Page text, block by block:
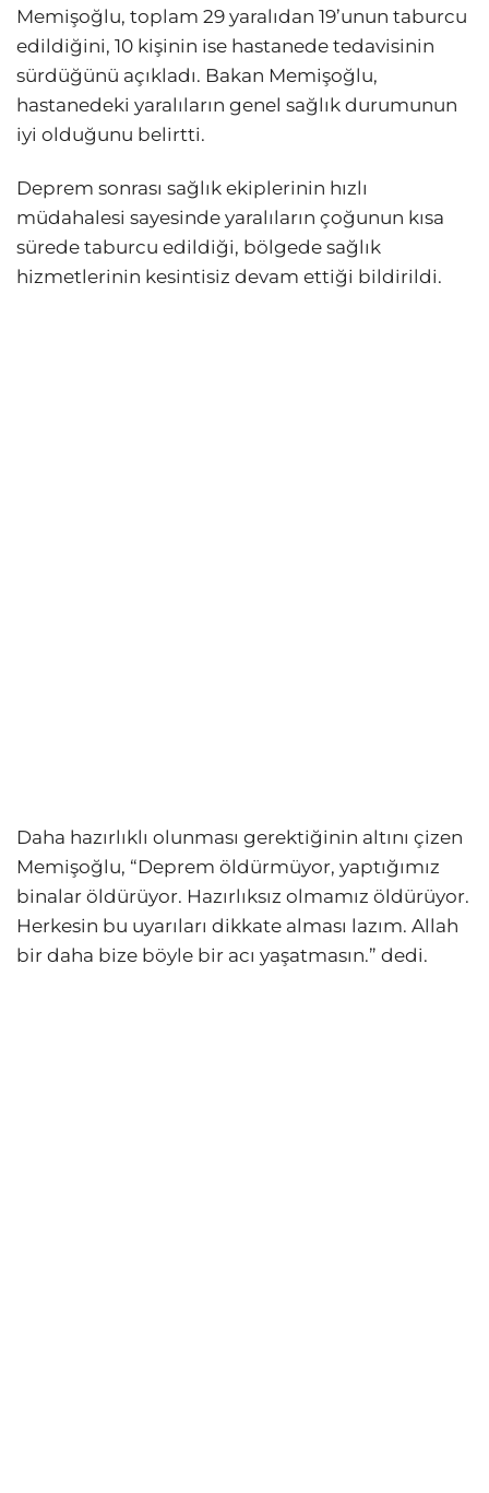
Memişoğlu, toplam 29 yaralıdan 19’unun taburcu
edildiğini, 10 kişinin ise hastanede tedavisinin
sürdüğünü açıkladı. Bakan Memişoğlu,
hastanedeki yaralıların genel sağlık durumunun
iyi olduğunu belirtti.
Deprem sonrası sağlık ekiplerinin hızlı
müdahalesi sayesinde yaralıların çoğunun kısa
sürede taburcu edildiği, bölgede sağlık
hizmetlerinin kesintisiz devam ettiği bildirildi.
Daha hazırlıklı olunması gerektiğinin altını çizen
Memişoğlu, “Deprem öldürmüyor, yaptığımız
binalar öldürüyor. Hazırlıksız olmamız öldürüyor.
Herkesin bu uyarıları dikkate alması lazım. Allah
bir daha bize böyle bir acı yaşatmasın.” dedi.